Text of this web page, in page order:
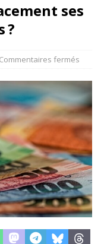
ses
?
Commentaires fermés